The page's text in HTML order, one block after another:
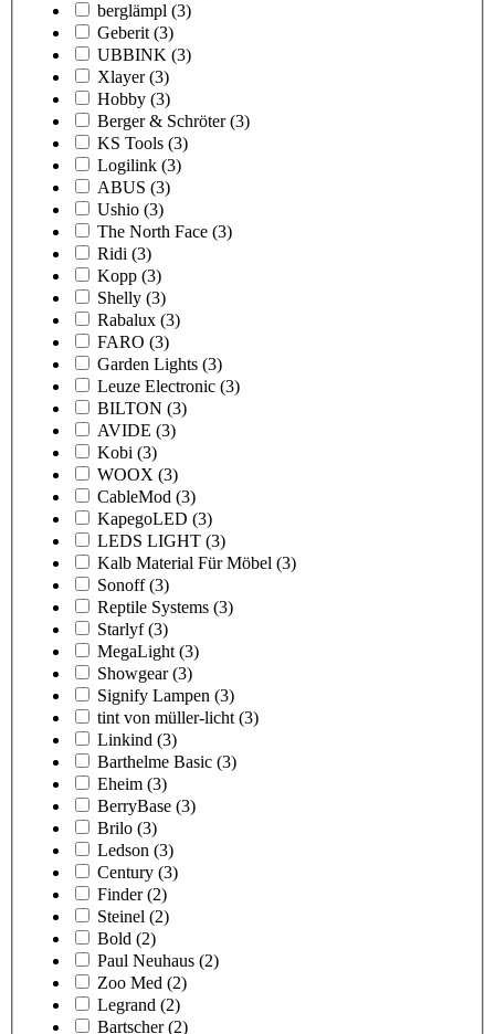
berglämpl (3)
Geberit (3)
UBBINK (3)
Xlayer (3)
Hobby (3)
Berger & Schröter (3)
KS Tools (3)
Logilink (3)
ABUS (3)
Ushio (3)
The North Face (3)
Ridi (3)
Kopp (3)
Shelly (3)
Rabalux (3)
FARO (3)
Garden Lights (3)
Leuze Electronic (3)
BILTON (3)
AVIDE (3)
Kobi (3)
WOOX (3)
CableMod (3)
KapegoLED (3)
LEDS LIGHT (3)
Kalb Material Für Möbel (3)
Sonoff (3)
Reptile Systems (3)
Starlyf (3)
MegaLight (3)
Showgear (3)
Signify Lampen (3)
tint von müller-licht (3)
Linkind (3)
Barthelme Basic (3)
Eheim (3)
BerryBase (3)
Brilo (3)
Ledson (3)
Century (3)
Finder (2)
Steinel (2)
Bold (2)
Paul Neuhaus (2)
Zoo Med (2)
Legrand (2)
Bartscher (2)